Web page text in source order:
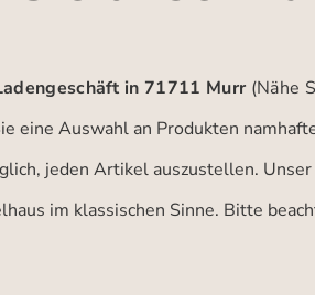
in 71711 Murr (Nähe
eine Auswahl an Produkten
jeden Artikel auszustellen.
im klassischen Sinne. Bitte